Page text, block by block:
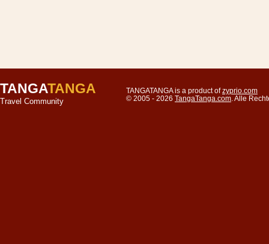
TANGATANGA
Travel Community
TANGATANGA is a product ofzyprio.com
© 2005 - 2026 TangaTanga.com . Alle